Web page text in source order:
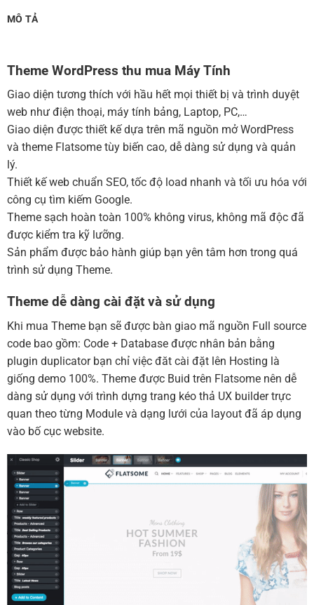
MUA THÊM TÊN MIỀN + HOSTING
Tên miền Việt Nam .vn (1 năm) (+550,000 ₫)
Hosting 2GB SSD (1 năm)
(+700,000 ₫)
Hosting 4GB SSD (1 năm)(+1,000,000 ₫)
Hosting 8GB SSD (1 năm)(+1,200,000 ₫)
MÔ TẢ
Theme WordPress thu mua Máy Tính
Giao diện tương thích với hầu hết mọi thiết bị và trình duyệt
web như điện thoại, máy tính bảng, Laptop, PC,…
Giao diện được thiết kế dựa trên mã nguồn mở WordPress
và theme Flatsome tùy biến cao, dễ dàng sử dụng và quản
lý.
Thiết kế web chuẩn SEO, tốc độ load nhanh và tối ưu hóa với
công cụ tìm kiếm Google.
Theme sạch hoàn toàn 100% không virus, không mã độc đã
được kiểm tra kỹ lưỡng.
Sản phẩm được bảo hành giúp bạn yên tâm hơn trong quá
trình sử dụng Theme.
Theme dễ dàng cài đặt và sử dụng
Khi mua Theme bạn sẽ được bàn giao mã nguồn Full source
code bao gồm: Code + Database được nhân bản bằng
plugin duplicator bạn chỉ việc đăt cài đặt lên Hosting là
giống demo 100%. Theme được Buid trên Flatsome nên dễ
dàng sử dụng với trình dựng trang kéo thả UX builder trực
quan theo từng Module và dạng lưới của layout đã áp dụng
vào bố cục website.